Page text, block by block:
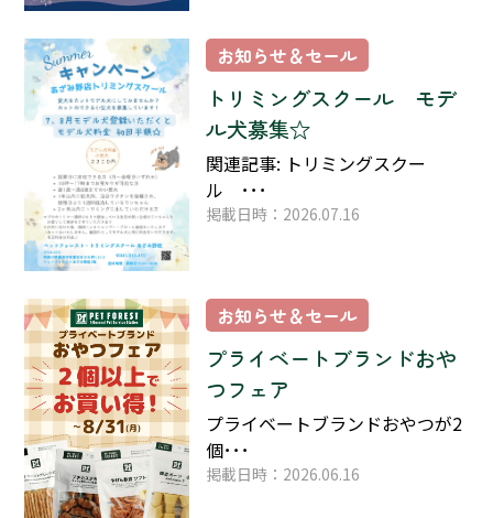
お知らせ＆セール
トリミングスクール モデ
ル犬募集☆
関連記事: トリミングスクー
ル ･･･
掲載日時：2026.07.16
お知らせ＆セール
プライベートブランドおや
つフェア
プライベートブランドおやつが2
個･･･
掲載日時：2026.06.16